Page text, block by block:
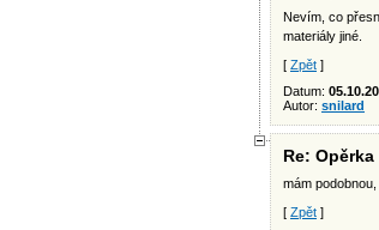
Nevím, co
materiály jiné.
[ Zpět ]
Datum:
Autor: snilard
Re:
mám podobnou,
[ Zpět ]